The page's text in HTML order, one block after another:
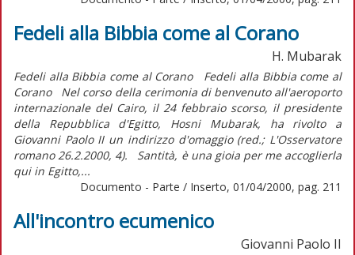
Fedeli alla Bibbia come al Corano
H. Mubarak
Fedeli alla Bibbia come al Corano Fedeli alla Bibbia come al
Corano Nel corso della cerimonia di benvenuto all'aeroporto
internazionale del Cairo, il 24 febbraio scorso, il presidente
della Repubblica d'Egitto, Hosni Mubarak, ha rivolto a
Giovanni Paolo II un indirizzo d'omaggio (red.; L'Osservatore
romano 26.2.2000, 4). Santità, è una gioia per me accoglierla
qui in Egitto,...
Documento - Parte / Inserto, 01/04/2000, pag. 211
All'incontro ecumenico
Giovanni Paolo II